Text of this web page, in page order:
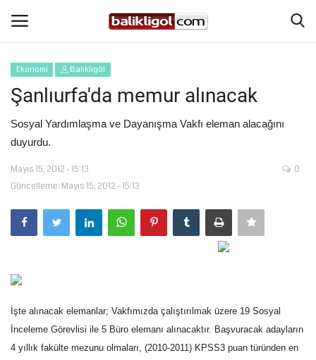
Giriş Yap
Anasayfa
Eğitim
Spor
Gündem
Ekonomi Balıklıgöl
Şanlıurfa'da memur alınacak
Sosyal Yardımlaşma ve Dayanışma Vakfı eleman alacağını
duyurdu.
Mayıs 15, 2012 - 15:13
Güncelleme: Mayıs 15, 2012 - 15:13
0
İşte alınacak elemanlar; Vakfımızda çalıştırılmak üzere 19 Sosyal
İnceleme Görevlisi ile 5 Büro elemanı alınacaktır. Başvuracak adayların
4 yıllık fakülte mezunu olmaları, (2010-2011) KPSS3 puan türünden en